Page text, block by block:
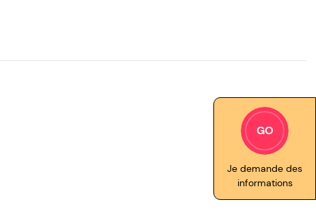
GO
Je demande des
informations